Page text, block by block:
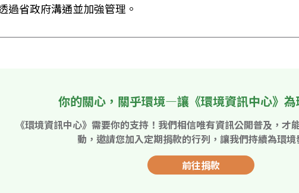
過省政府溝通並加強管理。
你的關心，關乎環境—讓《環境資訊中心》為
《環境資訊中心》需要你的支持！我們相信唯有資訊公開普及，才
動，邀請您加入定期捐款的行列，讓我們持續為環境
前往捐款